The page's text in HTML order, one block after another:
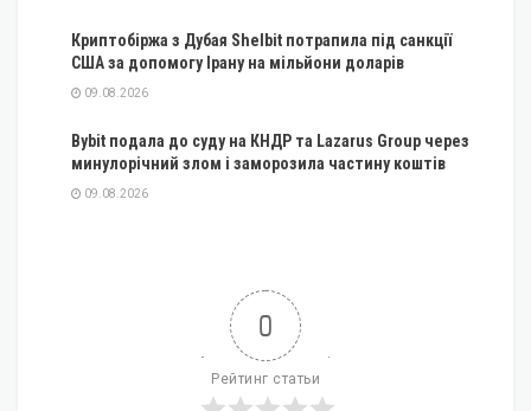
Криптобіржа з Дубая Shelbit потрапила під санкції
США за допомогу Ірану на мільйони доларів
09.08.2026
Bybit подала до суду на КНДР та Lazarus Group через
минулорічний злом і заморозила частину коштів
09.08.2026
0
Рейтинг статьи